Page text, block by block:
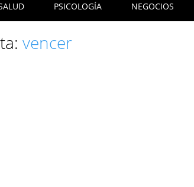
PSICOLOGÍA NEGOCIOS
vencer